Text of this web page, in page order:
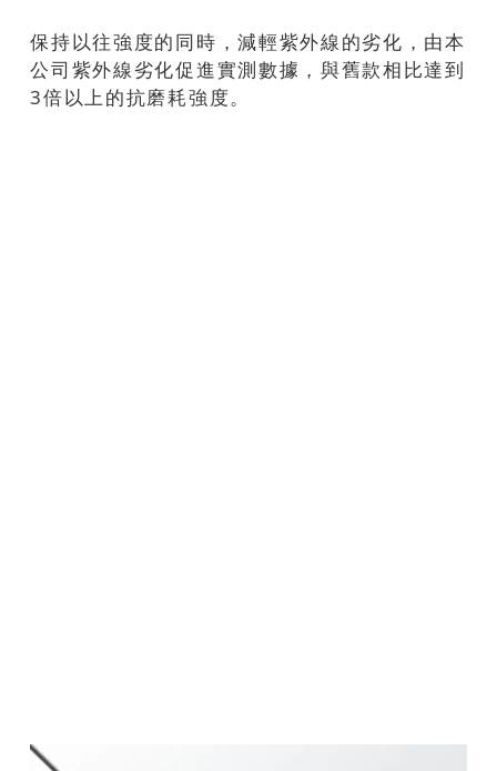
保持以往強度的同時，減輕紫外線的劣化，由本
公司紫外線劣化促進實測數據，與舊款相比達到
3倍以上的抗磨耗強度。